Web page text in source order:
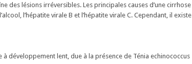
des lésions irréversibles. Les principales causes d’une cirrhose
l’hépatite virale B et l’hépatite virale C. Cependant, il existe
développement lent, due à la présence de Ténia echinococcus